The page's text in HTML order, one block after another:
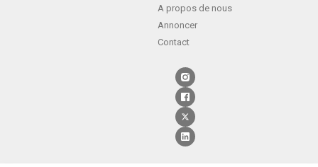
A propos de nous
Annoncer
Contact